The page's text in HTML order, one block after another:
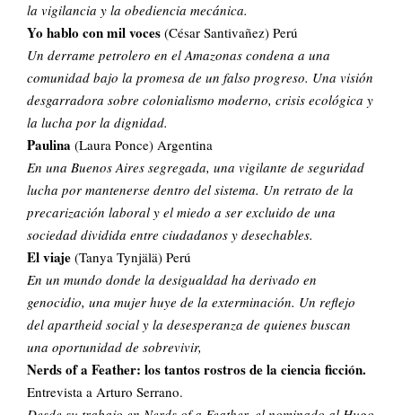
la vigilancia y la obediencia mecánica.
Yo hablo con mil voces (César Santivañez) Perú
Un derrame petrolero en el Amazonas condena a una
comunidad bajo la promesa de un falso progreso. Una visión
desgarradora sobre colonialismo moderno, crisis ecológica y
la lucha por la dignidad.
Paulina (Laura Ponce) Argentina
En una Buenos Aires segregada, una vigilante de seguridad
lucha por mantenerse dentro del sistema. Un retrato de la
precarización laboral y el miedo a ser excluido de una
sociedad dividida entre ciudadanos y desechables.
El viaje (Tanya Tynjälä) Perú
En un mundo donde la desigualdad ha derivado en
genocidio, una mujer huye de la exterminación. Un reflejo
del apartheid social y la desesperanza de quienes buscan
una oportunidad de sobrevivir,
Nerds of a Feather: los tantos rostros de la ciencia ficción.
Entrevista a Arturo Serrano.